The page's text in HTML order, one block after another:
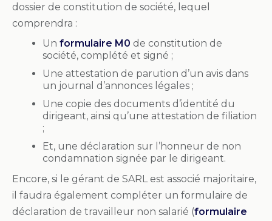
dossier de constitution de société, lequel
comprendra :
Un formulaire M0 de constitution de
société, complété et signé ;
Une attestation de parution d’un avis dans
un journal d’annonces légales ;
Une copie des documents d’identité du
dirigeant, ainsi qu’une attestation de filiation
;
Et, une déclaration sur l’honneur de non
condamnation signée par le dirigeant.
Encore, si le gérant de SARL est associé majoritaire,
il faudra également compléter un formulaire de
déclaration de travailleur non salarié (formulaire